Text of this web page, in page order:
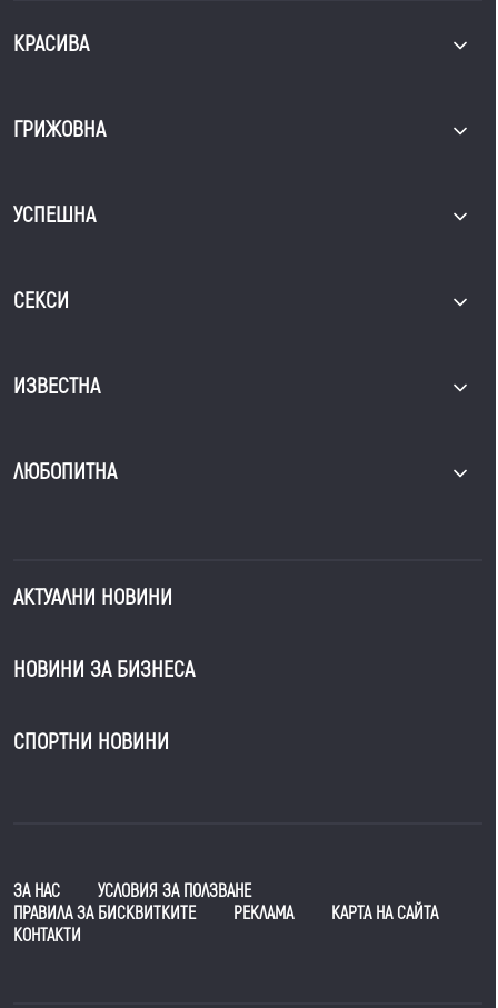
КРАСИВА
ГРИЖОВНА
УСПЕШНА
СЕКСИ
ИЗВЕСТНА
ЛЮБОПИТНА
АКТУАЛНИ НОВИНИ
НОВИНИ ЗА БИЗНЕСА
СПОРТНИ НОВИНИ
ЗА НАС
УСЛОВИЯ ЗА ПОЛЗВАНЕ
ПРАВИЛА ЗА БИСКВИТКИТЕ
РЕКЛАМА
КАРТА НА САЙТА
КОНТАКТИ